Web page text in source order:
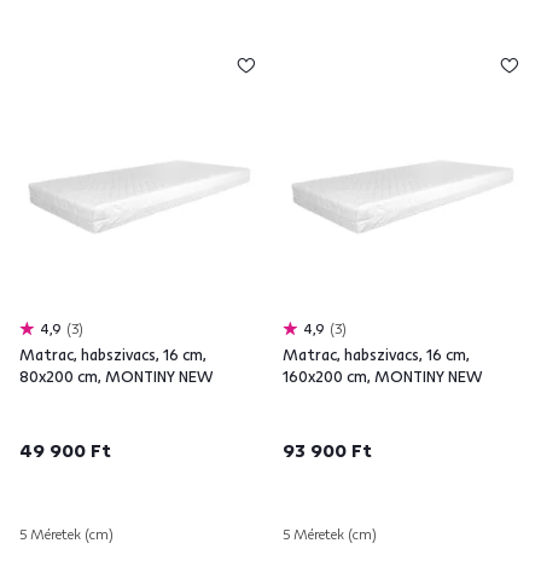
4,9 3
Matrac, habszivacs, 16 cm,
80x200 cm, MONTINY NEW
49 900 Ft
5 Méretek (cm)
4,9 3
Matrac, habszivacs, 16 cm,
160x200 cm, MONTINY NEW
93 900 Ft
5 Méretek (cm)